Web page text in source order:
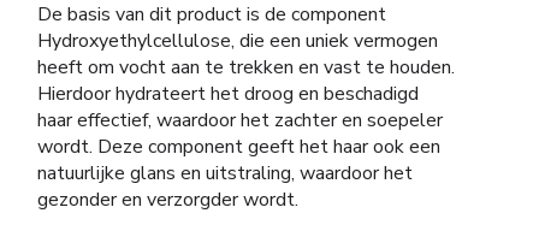
De basis van dit product is de component
Hydroxyethylcellulose, die een uniek vermogen
heeft om vocht aan te trekken en vast te houden.
Hierdoor hydrateert het droog en beschadigd
haar effectief, waardoor het zachter en soepeler
wordt. Deze component geeft het haar ook een
natuurlijke glans en uitstraling, waardoor het
gezonder en verzorgder wordt.